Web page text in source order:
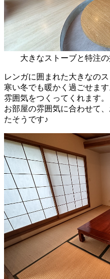
大きなストーブと特注
レンガに囲まれた大きなのス
寒い冬でも暖かく過ごせま
雰囲気をつくってくれます。
お部屋の雰囲気に合わせて
たそうです♪